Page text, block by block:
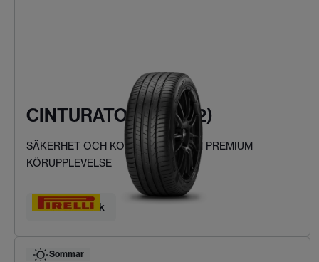
CINTURATO P7 (P7C2)
SÄKERHET OCH KOMFORT FÖR EN PREMIUM
KÖRUPPLEVELSE
Hitta ditt däck
Sommar